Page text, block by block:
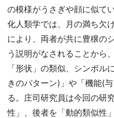
の模様がうさぎや顔に似て
化人類学では、月の満ち欠
により、両者が共に豊穣の
う説明がなされることから
「形状」の類似、シンボル
きのパターン)」や「機能(
る。庄司研究員は今回の研
性」、後者を「動的類似性